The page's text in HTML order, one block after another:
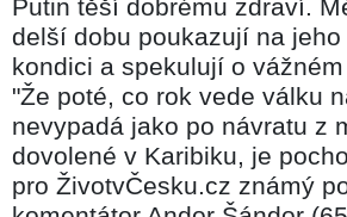
Putin těší dobrému zdraví.
delší dobu poukazují na
kondici a spekulují o
"Že poté, co rok vede válku
nevypadá jako po návratu z
dovolené v Karibiku, je
pro ŽivotvČesku.cz známý